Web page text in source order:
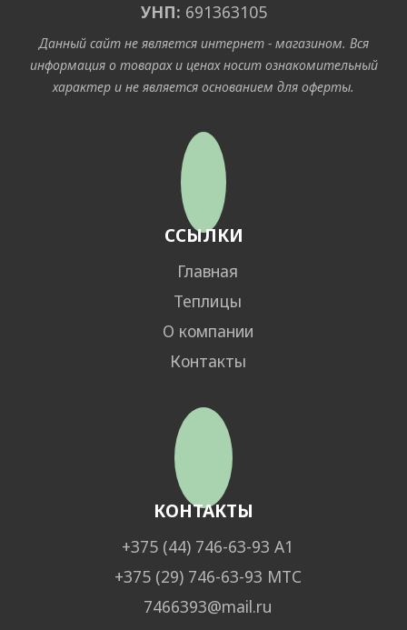
УНП: 691363105
Данный сайт не является интернет - магазином. Вся
информация о товарах и ценах носит ознакомительный
характер и не является основанием для оферты.
ССЫЛКИ
Главная
Теплицы
О компании
Контакты
КОНТАКТЫ
+375 (44) 746-63-93 А1
+375 (29) 746-63-93 МТС
7466393@mail.ru